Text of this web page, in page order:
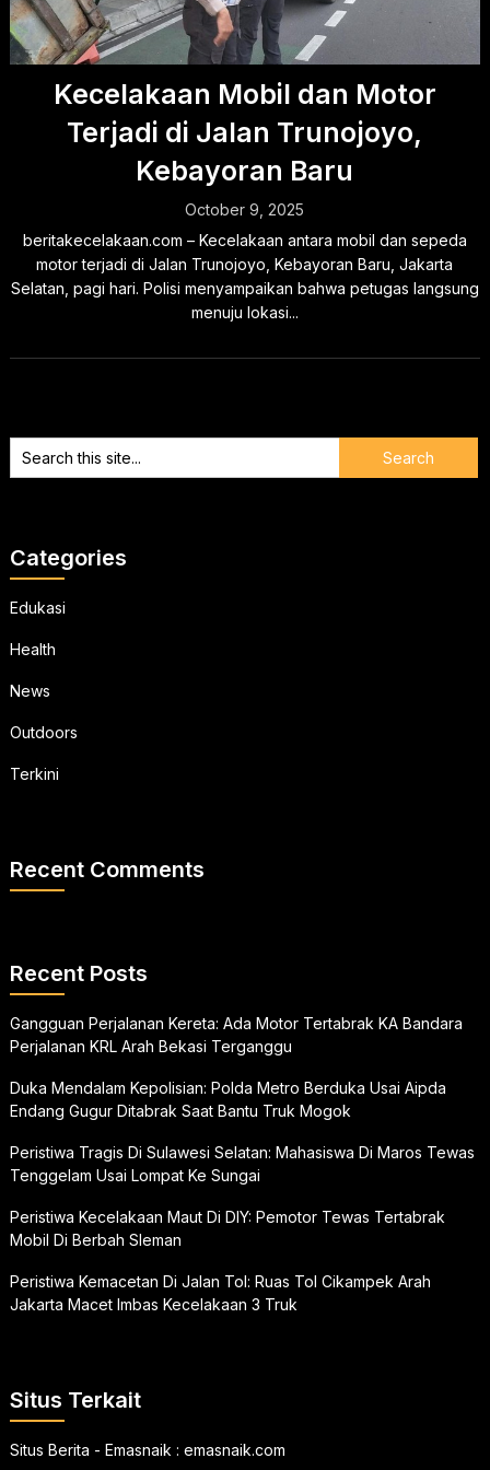
Kecelakaan Mobil dan Motor
Terjadi di Jalan Trunojoyo,
Kebayoran Baru
October 9, 2025
beritakecelakaan.com – Kecelakaan antara mobil dan sepeda
motor terjadi di Jalan Trunojoyo, Kebayoran Baru, Jakarta
Selatan, pagi hari. Polisi menyampaikan bahwa petugas langsung
menuju lokasi...
Categories
Edukasi
Health
News
Outdoors
Terkini
Recent Comments
Recent Posts
Gangguan Perjalanan Kereta: Ada Motor Tertabrak KA Bandara
Perjalanan KRL Arah Bekasi Terganggu
Duka Mendalam Kepolisian: Polda Metro Berduka Usai Aipda
Endang Gugur Ditabrak Saat Bantu Truk Mogok
Peristiwa Tragis Di Sulawesi Selatan: Mahasiswa Di Maros Tewas
Tenggelam Usai Lompat Ke Sungai
Peristiwa Kecelakaan Maut Di DIY: Pemotor Tewas Tertabrak
Mobil Di Berbah Sleman
Peristiwa Kemacetan Di Jalan Tol: Ruas Tol Cikampek Arah
Jakarta Macet Imbas Kecelakaan 3 Truk
Situs Terkait
Situs Berita - Emasnaik : emasnaik.com